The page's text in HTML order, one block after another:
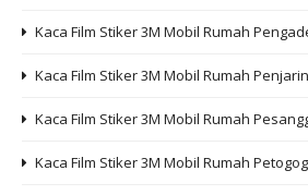
Kaca Film Stiker 3M Mobil Rumah
Kaca Film Stiker 3M Mobil Rumah
Kaca Film Stiker 3M Mobil Rumah
Kaca Film Stiker 3M Mobil Rumah